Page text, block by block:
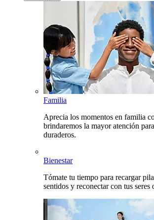
Familia
Aprecia los momentos en familia
brindaremos la mayor atención
duraderos.
Bienestar
Tómate tu tiempo para recargar
sentidos y reconectar con tus